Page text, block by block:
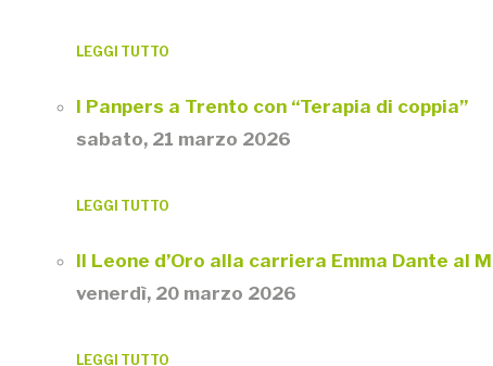
LEGGI TUTTO
I Panpers a Trento con “Terapia di coppia”
sabato, 21 marzo 2026
LEGGI TUTTO
Il Leone d’Oro alla carriera Emma Dante al
venerdì, 20 marzo 2026
LEGGI TUTTO